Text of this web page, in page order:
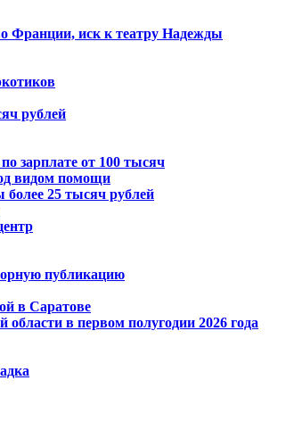
Франции, иск к театру Надежды
рублей
зарплате от 100 тысяч
видом помощи
25 тысяч рублей
публикацию
в Саратове
области в первом полугодии 2026 года